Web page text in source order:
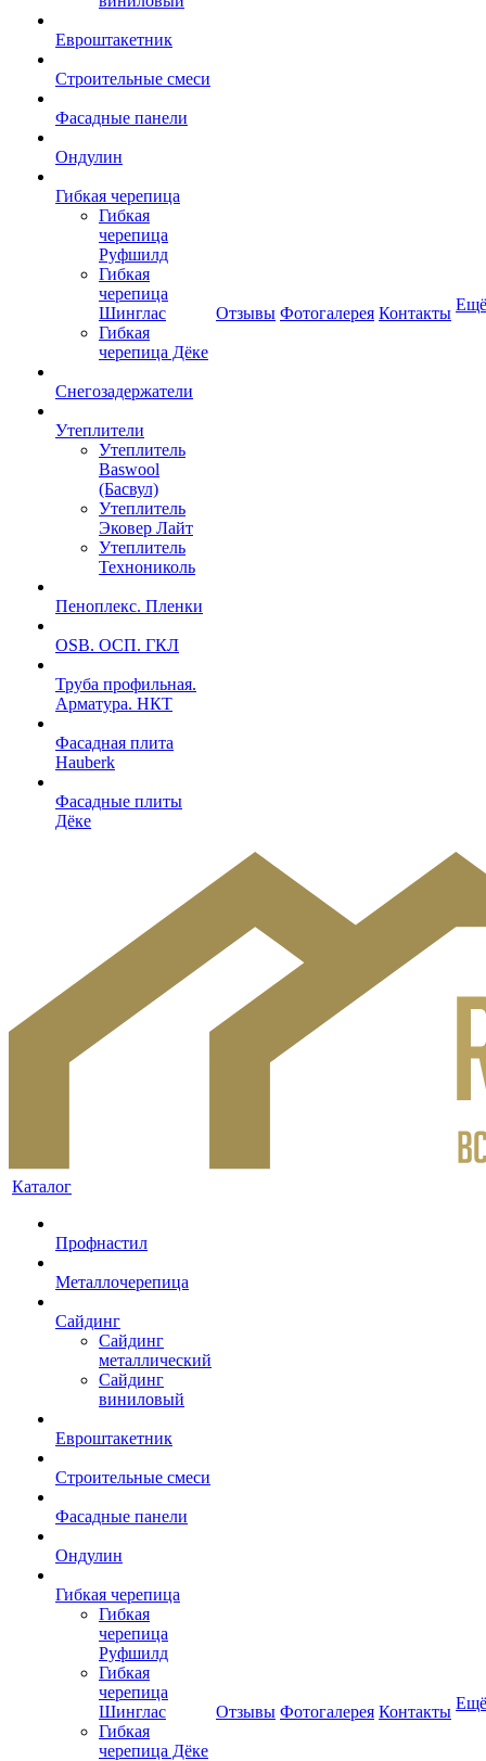
Евроштакетник
Строительные смеси
Фасадные панели
Ондулин
Гибкая черепица
Гибкая
черепица
Руфшилд
Гибкая
черепица
Шинглас
Гибкая
черепица Дёке
Снегозадержатели
Утеплители
Утеплитель
Baswool
(Басвул)
Утеплитель
Эковер Лайт
Утеплитель
Технониколь
Пеноплекс. Пленки
OSB. ОСП. ГКЛ
Труба профильная.
Арматура. НКТ
Фасадная плита
Hauberk
Фасадные плиты
Дёке
Отзывы Фотогалерея Контакты Ещё
Каталог
Профнастил
Металлочерепица
Сайдинг
Сайдинг
металлический
Сайдинг
виниловый
Евроштакетник
Строительные смеси
Фасадные панели
Ондулин
Гибкая черепица
Гибкая
черепица
Руфшилд
Гибкая
черепица
Шинглас
Гибкая
черепица Дёке
Отзывы Фотогалерея Контакты Ещё